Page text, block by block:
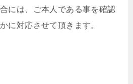
には、ご本人である事を確認
に対応させて頂きます。